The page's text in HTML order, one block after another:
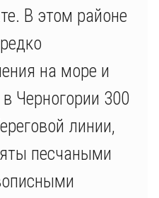
В этом районе
на море и
Черногории 300
линии,
песчаными